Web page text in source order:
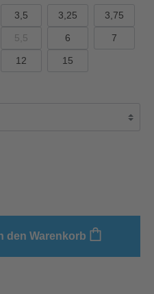
3,5 3,25 3,75
5,5 6 7
12 15
den Warenkorb